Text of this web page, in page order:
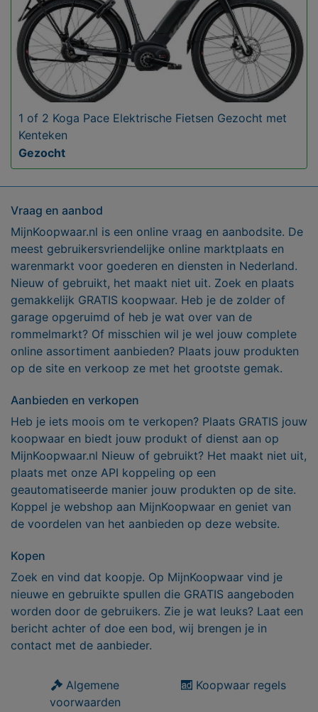
1 of 2 Koga Pace Elektrische Fietsen Gezocht met
Kenteken
Gezocht
Vraag en aanbod
MijnKoopwaar.nl is een online vraag en aanbodsite. De
meest gebruikersvriendelijke online marktplaats en
warenmarkt voor goederen en diensten in Nederland.
Nieuw of gebruikt, het maakt niet uit. Zoek en plaats
gemakkelijk GRATIS koopwaar. Heb je de zolder of
garage opgeruimd of heb je wat over van de
rommelmarkt? Of misschien wil je wel jouw complete
online assortiment aanbieden? Plaats jouw produkten
op de site en verkoop ze met het grootste gemak.
Aanbieden en verkopen
Heb je iets moois om te verkopen? Plaats GRATIS jouw
koopwaar en biedt jouw produkt of dienst aan op
MijnKoopwaar.nl Nieuw of gebruikt? Het maakt niet uit,
plaats met onze API koppeling op een
geautomatiseerde manier jouw produkten op de site.
Koppel je webshop aan MijnKoopwaar en geniet van
de voordelen van het aanbieden op deze website.
Kopen
Zoek en vind dat koopje. Op MijnKoopwaar vind je
nieuwe en gebruikte spullen die GRATIS aangeboden
worden door de gebruikers. Zie je wat leuks? Laat een
bericht achter of doe een bod, wij brengen je in
contact met de aanbieder.
Algemene
voorwaarden
Koopwaar regels